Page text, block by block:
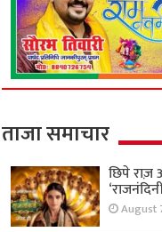
ताजा समाचार
छिपे राज़
August